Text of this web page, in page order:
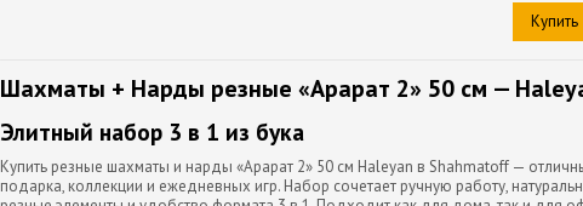
Купить
Шахматы + Нарды резные «Арарат 2» 50 см —
Элитный набор 3 в 1 из бука
Купить резные шахматы и нарды «Арарат 2» 50 см Haleyan в Shahmatoff —
подарка, коллекции и ежедневных игр. Набор сочетает ручную работу,